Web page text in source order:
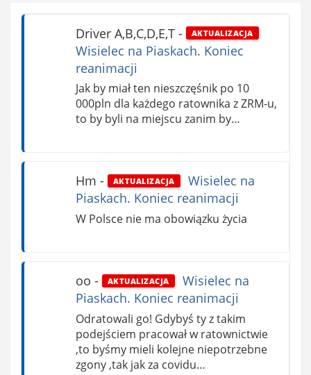
Driver A,B,C,D,E,T- AKTUALIZACJA
Wisielec na Piaskach. Koniec
reanimacji
Jak by miał ten nieszczęśnik po 10
000pln dla każdego ratownika z ZRM-u,
to by byli na miejscu zanim by…
Hm - AKTUALIZACJA
Wisielec na
Piaskach. Koniec reanimacji
W Polsce nie ma obowiązku życia
oo - AKTUALIZACJA
Wisielec na
Piaskach. Koniec reanimacji
Odratowali go! Gdybyś ty z takim
podejściem pracował w ratownictwie
,to byśmy mieli kolejne niepotrzebne
zgony ,tak jak za covidu…